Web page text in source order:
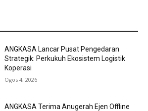
ANGKASA Lancar Pusat Pengedaran
Strategik: Perkukuh Ekosistem Logistik
Koperasi
Ogos 4, 2026
ANGKASA Terima Anugerah Ejen Offline